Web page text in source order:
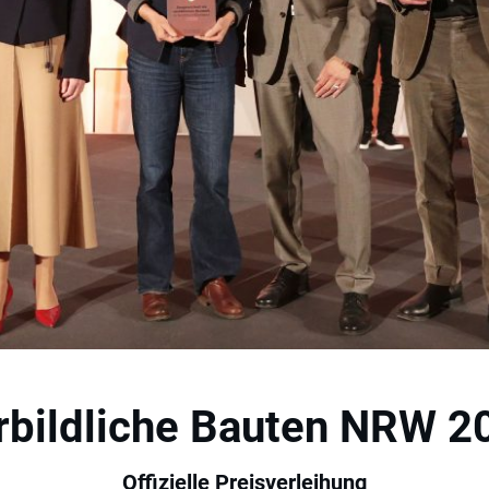
Bauten NRW
Offizielle Preisverleihung